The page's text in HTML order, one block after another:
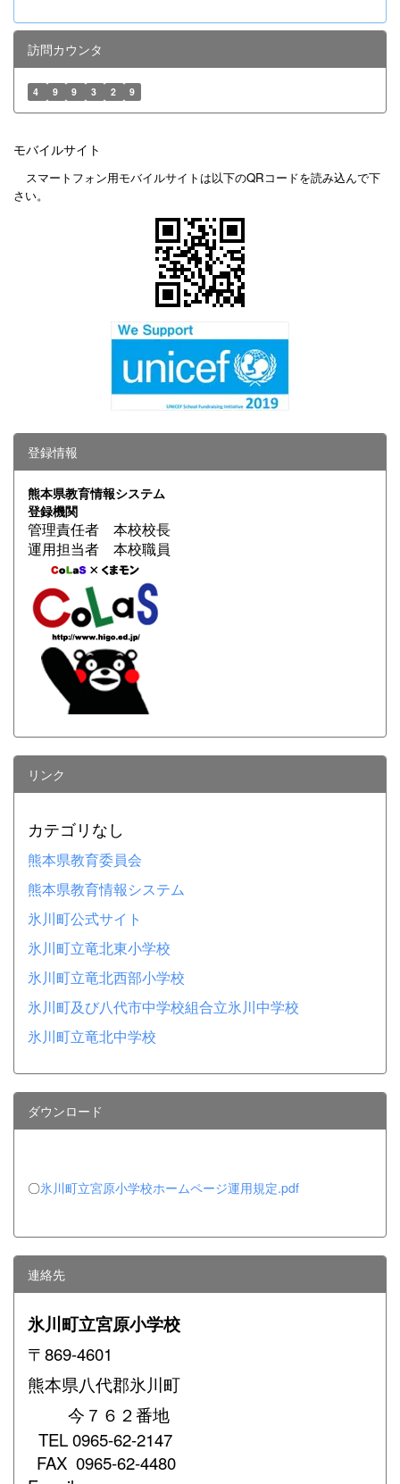
訪問カウンタ
4 9 9 3 2 9
モバイルサイト
スマートフォン用モバイルサイトは以下のQRコードを読み込んで下
さい。
登録情報
熊本県教育情報システム
登録機関
管理責任者 本校校長
運用担当者 本校職員
リンク
カテゴリなし
熊本県教育委員会
熊本県教育情報システム
氷川町公式サイト
氷川町立竜北東小学校
氷川町立竜北西部小学校
氷川町及び八代市中学校組合立氷川中学校
氷川町立竜北中学校
ダウンロード
〇氷川町立宮原小学校ホームページ運用規定.pdf
連絡先
氷川町立宮原小学校
〒869-4601
熊本県八代郡氷川町
今７６２番地
TEL0965-62-2147
FAX 0965-62-4480